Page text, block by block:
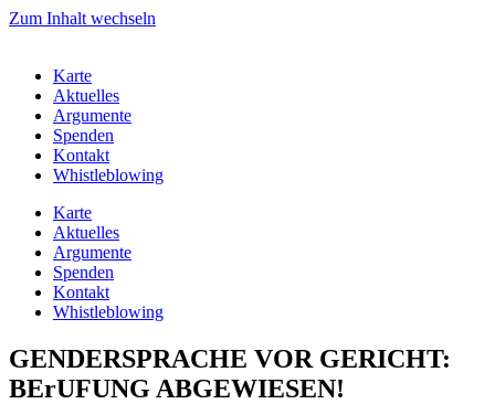
Zum Inhalt wechseln
Karte
Aktuelles
Argumente
Spenden
Kontakt
Whistleblowing
Karte
Aktuelles
Argumente
Spenden
Kontakt
Whistleblowing
GENDERSPRACHE VOR GERICHT:
BErUFUNG ABGEWIESEN!